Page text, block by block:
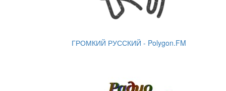
ГРОМКИЙ РУССКИЙ - Polygon.FM